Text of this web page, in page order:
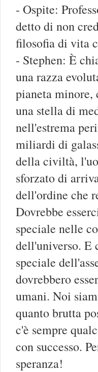
- Ospite:
detto di non
filosofia di vita
- Stephen: È
una razza
pianeta minore,
una stella di
nell'estrema
miliardi di
della civiltà,
sforzato di
dell'ordine che
Dovrebbe
speciale nelle
dell'universo. E
speciale
dovrebbero
umani. Noi
quanto brutta
c'è sempre
con successo.
speranza!